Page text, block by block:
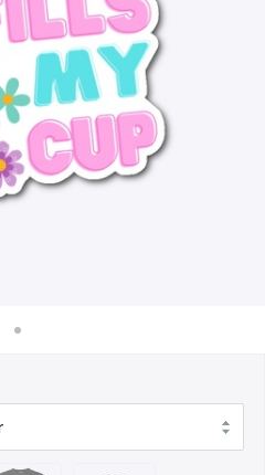
verkaufen
verkaufen
Tee